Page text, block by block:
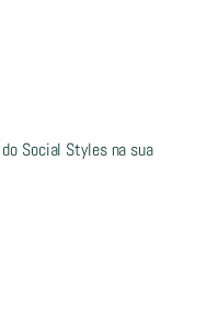
Social Styles na sua